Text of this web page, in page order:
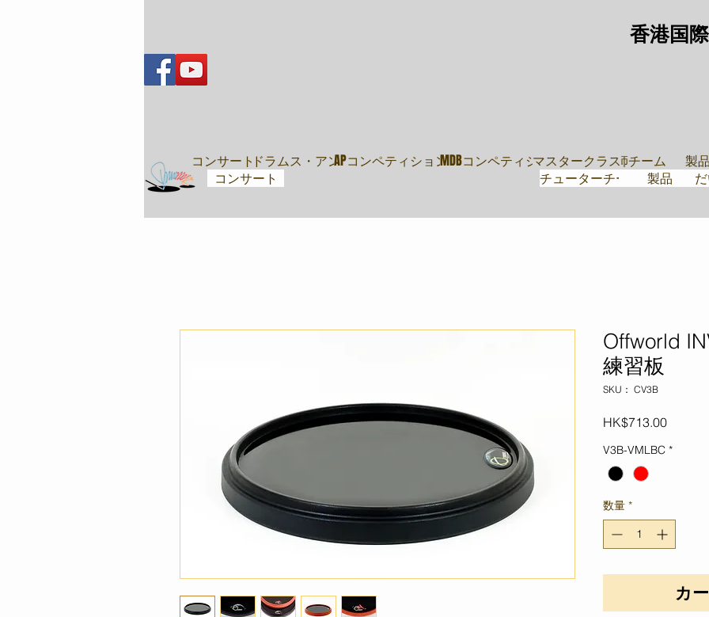
コンサート
音樂會
コンサート ドラムス・アンド・ムーブ
香港国際
APコンペティション
チューターチーム
製品
教師 導師團隊 鼓
講師チーム 製品
MDBコンペティションマスタークラス
Offworld
練習板
SKU： CV3B
HK$713.00価
V3B-VMLBC *
数量 *
カ